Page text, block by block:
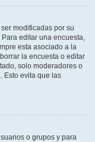
modificadas por su
editar una encuesta,
esta asociado a la
la encuesta o editar
solo moderadores o
Esto evita que las
o grupos y para